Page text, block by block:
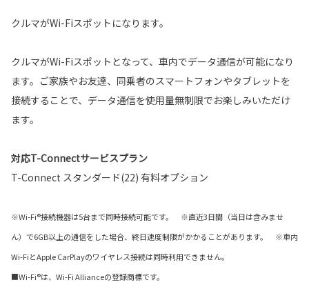
クルマがWi-Fiスポットになります。
クルマがWi-Fiスポットとなって、車内でデータ通信が可能になり
ます。ご家族やお友達、同乗者のスマートフォンやタブレットを
接続することで、データ通信を使用量無制限でお楽しみいただけ
ます。
対応T-Connectサービスプラン
T-Connect スタンダード(22) 有料オプション
※Wi-Fi®接続機器は5台まで同時接続可能です。 ※直近3日間（当日は含みませ
ん）で6GB以上の通信をした場合、終日速度制限がかかることがあります。 ※車内
Wi-FiとApple CarPlayのワイヤレス接続は同時利用できません。
■Wi-Fi®は、Wi-Fi Allianceの登録商標です。